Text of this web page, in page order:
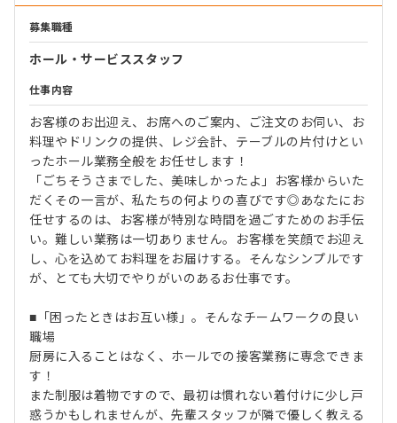
募集職種
ホール・サービススタッフ
仕事内容
お客様のお出迎え、お席へのご案内、ご注文のお伺い、お
料理やドリンクの提供、レジ会計、テーブルの片付けとい
ったホール業務全般をお任せします！
「ごちそうさまでした、美味しかったよ」お客様からいた
だくその一言が、私たちの何よりの喜びです◎あなたにお
任せするのは、お客様が特別な時間を過ごすためのお手伝
い。難しい業務は一切ありません。お客様を笑顔でお迎え
し、心を込めてお料理をお届けする。そんなシンプルです
が、とても大切でやりがいのあるお仕事です。
■「困ったときはお互い様」。そんなチームワークの良い
職場
厨房に入ることはなく、ホールでの接客業務に専念できま
す！
また制服は着物ですので、最初は慣れない着付けに少し戸
惑うかもしれませんが、先輩スタッフが隣で優しく教える